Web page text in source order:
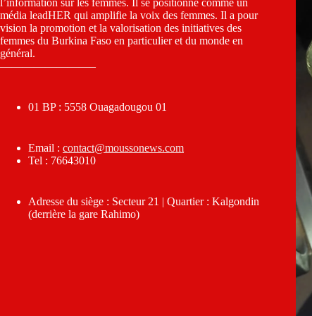
l’information sur les femmes. Il se positionne comme un
média leadHER qui amplifie la voix des femmes. Il a pour
vision la promotion et la valorisation des initiatives des
femmes du Burkina Faso en particulier et du monde en
général.
————————–
01 BP : 5558 Ouagadougou 01
Email : contact@moussonews.com
Tel : 76643010
Adresse du siège : Secteur 21 | Quartier : Kalgondin
(derrière la gare Rahimo)